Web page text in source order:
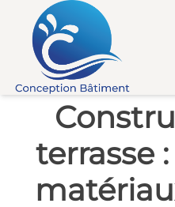
terrasse